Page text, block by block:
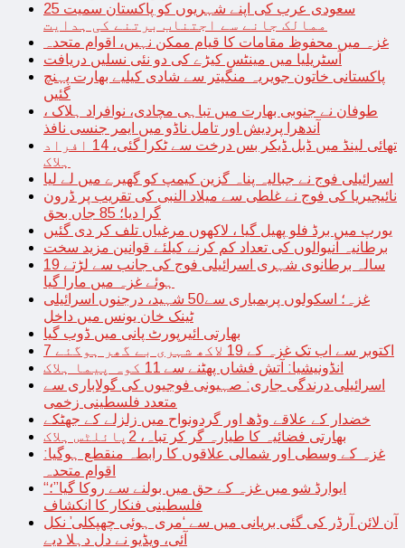
سعودی عرب کی اپنے شہریوں کو پاکستان سمیت 25
ممالک جانے سے اجتناب برتنے کی ہدایت
غزہ میں محفوظ مقامات کا قیام ممکن نہیں، اقوام متحدہ
آسٹریلیا میں مینٹس کیڑے کی دو نئی نسلیں دریافت
پاکستانی خاتون جویریہ منگیتر سے شادی کیلیے بھارت پہنچ
گئیں
طوفان نے جنوبی بھارت میں تباہی مچادی، نوافراد ہلاک ،
آندھرا پردیش اور تامل ناڈو میں ایمر جنسی نافذ
تھائی لینڈ میں ڈبل ڈیکر بس درخت سے ٹکرا گئی، 14 افراد
ہلاک
اسرائیلی فوج نے جبالیہ پناہ گزین کیمپ کو گھیرے میں لے لیا
نائیجیریا کی فوج نے غلطی سے میلاد النبی کی تقریب پر ڈرون
گرا دیا؛ 85 جاں بحق
یورپ میں برڈ فلو پھیل گیا ، لاکھوں مرغیاں تلف کر دی گئیں
برطانیہ آنیوالوں کی تعداد کم کرنے کیلئے قوانین مزید سخت
19 سالہ برطانوی شہری اسرائیلی فوج کی جانب سے لڑتے
ہوئے غزہ میں مارا گیا
غزہ؛ اسکولوں پربمباری سے50 شہید، درجنوں اسرائیلی
ٹینک خان یونس میں داخل
بھارتی ائیرپورٹ پانی میں ڈوب گیا
7 اکتوبر سے اب تک غزہ کے 19 لاکھ شہری بے گھر ہوگئے
انڈونیشیا: آتش فشاں پھٹنے سے 11 کوہ پیما ہلاک
اسرائیلی درندگی جاری: صہیونی فوجیوں کی گولاباری سے
متعدد فلسطینی زخمی
خضدار کے علاقے وڈھ اور گردونواح میں زلزلے کے جھٹکے
بھارتی فضائیہ کا طیارہ گر کر تباہ، 2پائلٹس ہلاک
غزہ کے وسطی اور شمالی علاقوں کا رابطہ منقطع ہوگیا:
اقوام متحدہ
“ایوارڈ شو میں غزہ کے حق میں بولنے سے روکا گیا”؛
فلسطینی فنکار کا انکشاف
آن لائن آرڈر کی گئی بریانی میں سے ‘مری ہوئی چھپکلی’ نکل
آئی، ویڈیو نے دل دہلا دیے